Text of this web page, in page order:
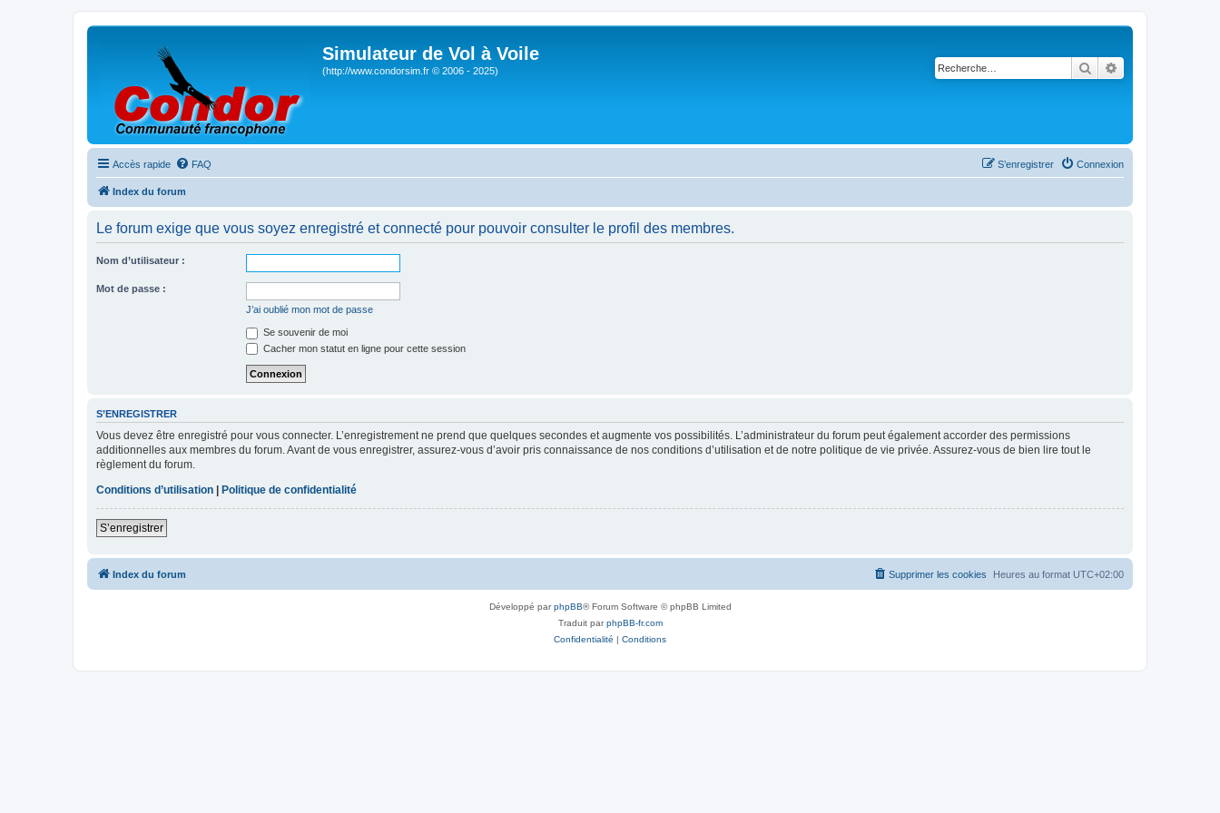
Simulateur de Vol à Voile
(http://www.condorsim.fr © 2006 - 2025) Rechercher
Accès rapide FAQ Connexion
S’enregistrer
Index du forum
Le forum exige que vous soyez enregistré et connecté pour pouvoir consulter le profil des membres.
Nom d’utilisateur :
Mot de passe :
J’ai oublié mon mot de passe
Se souvenir de moi
Cacher mon statut en ligne pour cette session
S’ENREGISTRER
Vous devez être enregistré pour vous connecter. L’enregistrement ne prend que quelques secondes et augmente vos possibilités. L’administrateur du forum peut également accorder des permissions
additionnelles aux membres du forum. Avant de vous enregistrer, assurez-vous d’avoir pris connaissance de nos conditions d’utilisation et de notre politique de vie privée. Assurez-vous de bien lire tout le
règlement du forum.
Conditions d’utilisation | Politique de confidentialité
S’enregistrer
Index du forum Heures au format UTC+02:00
Supprimer les cookies
Développé parphpBB® Forum Software © phpBB Limited
Traduit parphpBB-fr.com
Confidentialité | Conditions